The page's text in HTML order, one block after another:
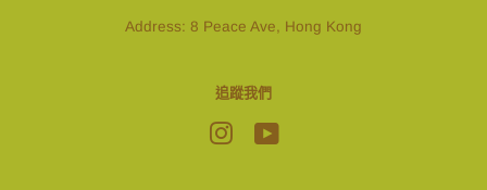
Address: 8 Peace Ave, Hong Kong
追蹤我們
Instagram